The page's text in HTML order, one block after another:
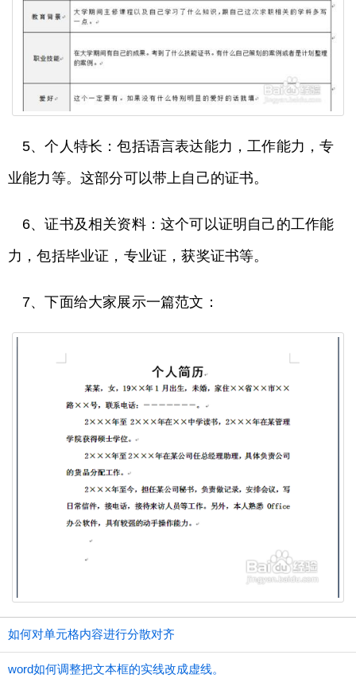
5、个人特长：包括语言表达能力，工作能力，专
业能力等。这部分可以带上自己的证书。
6、证书及相关资料：这个可以证明自己的工作能
力，包括毕业证，专业证，获奖证书等。
7、下面给大家展示一篇范文：
如何对单元格内容进行分散对齐
word如何调整把文本框的实线改成虚线。